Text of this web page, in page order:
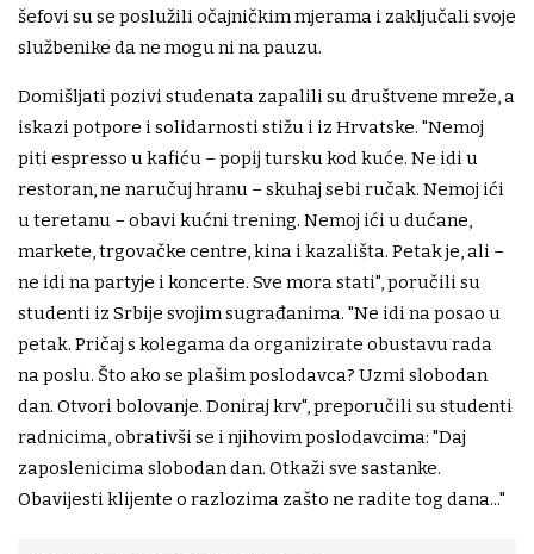
šefovi su se poslužili očajničkim mjerama i zaključali svoje
službenike da ne mogu ni na pauzu.
Domišljati pozivi studenata zapalili su društvene mreže, a
iskazi potpore i solidarnosti stižu i iz Hrvatske. "Nemoj
piti espresso u kafiću – popij tursku kod kuće. Ne idi u
restoran, ne naručuj hranu – skuhaj sebi ručak. Nemoj ići
u teretanu – obavi kućni trening. Nemoj ići u dućane,
markete, trgovačke centre, kina i kazališta. Petak je, ali –
ne idi na partyje i koncerte. Sve mora stati", poručili su
studenti iz Srbije svojim sugrađanima. "Ne idi na posao u
petak. Pričaj s kolegama da organizirate obustavu rada
na poslu. Što ako se plašim poslodavca? Uzmi slobodan
dan. Otvori bolovanje. Doniraj krv", preporučili su studenti
radnicima, obrativši se i njihovim poslodavcima: "Daj
zaposlenicima slobodan dan. Otkaži sve sastanke.
Obavijesti klijente o razlozima zašto ne radite tog dana..."